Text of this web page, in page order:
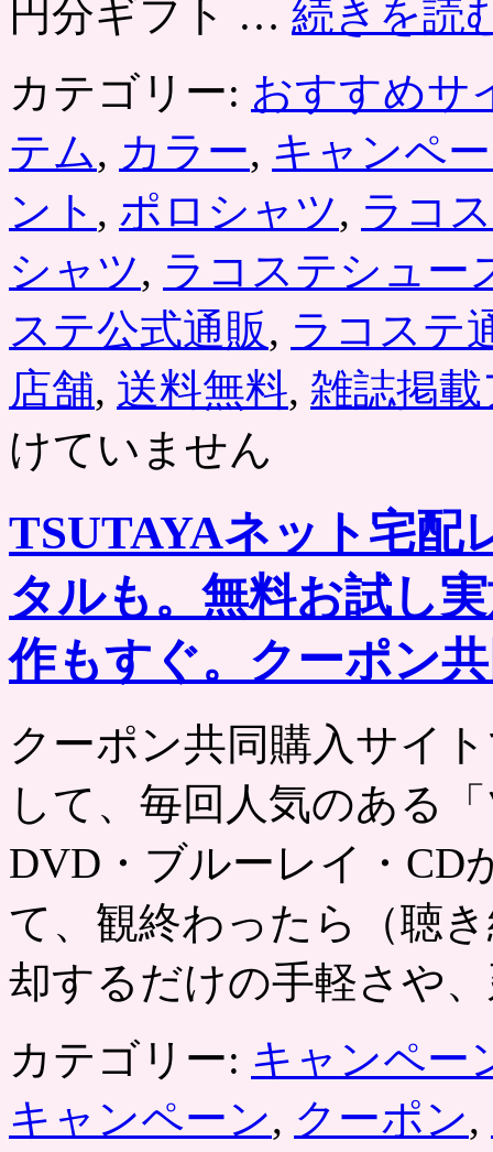
円分ギフト … 続きを読
カテゴリー: おすすめサ
テム, カラー, キャンペ
ント , ポロシャツ, ラコ
シャツ, ラコステシュー
ステ公式通販, ラコステ
店舗, 送料無料, 雑誌掲
けていません
TSUTAYAネット宅配
タルも。無料お試し
作もすぐ。クーポン
クーポン共同購入サイ
して、毎回人気のある
DVD・ブルーレイ・CD
て、観終わったら（聴
却するだけの手軽さや
カテゴリー: キャンペー
キャンペーン, クーポン,